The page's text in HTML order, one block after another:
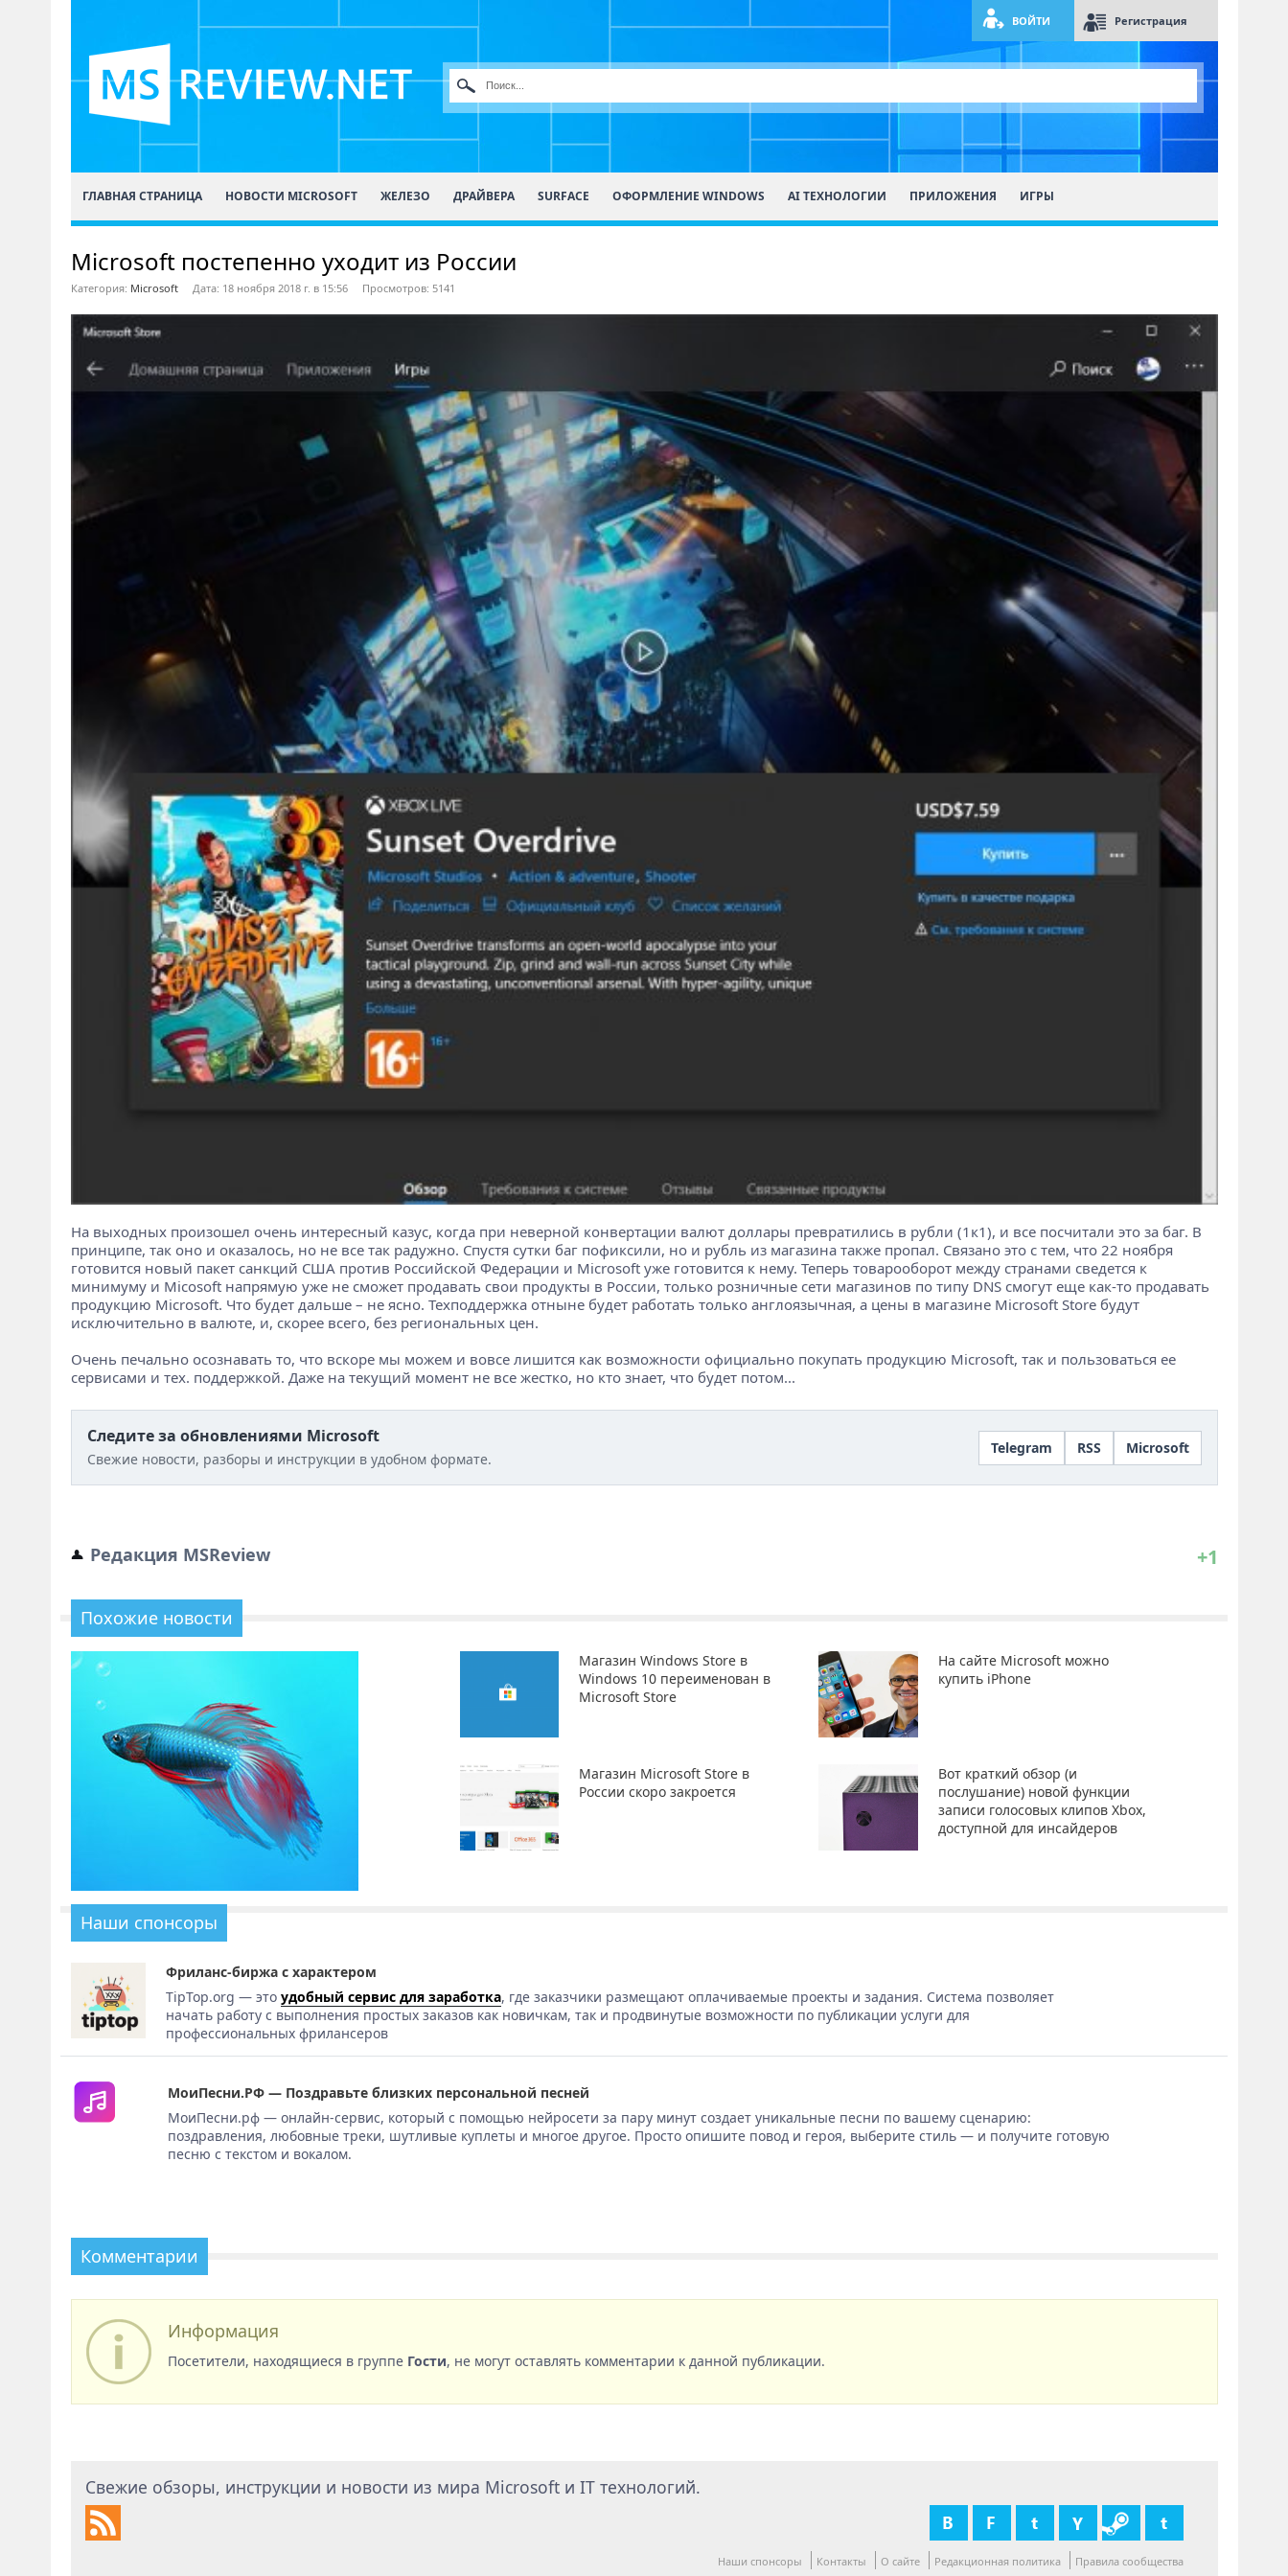
ВОЙТИ Регистрация
ГЛАВНАЯ СТРАНИЦА НОВОСТИ MICROSOFT ЖЕЛЕЗО ДРАЙВЕРА SURFACE ОФОРМЛЕНИЕ WINDOWS AI ТЕХНОЛОГИИ ПРИЛОЖЕНИЯ ИГРЫ
Microsoft постепенно уходит из России
Категория: Microsoft Дата: 18 ноября 2018 г. в 15:56 Просмотров: 5141
На выходных произошел очень интересный казус, когда при неверной конвертации валют доллары превратились в рубли (1к1), и все посчитали это за баг. В
принципе, так оно и оказалось, но не все так радужно. Спустя сутки баг пофиксили, но и рубль из магазина также пропал. Связано это с тем, что 22 ноября
готовится новый пакет санкций США против Российской Федерации и Microsoft уже готовится к нему. Теперь товарооборот между странами сведется к
минимуму и Micosoft напрямую уже не сможет продавать свои продукты в России, только розничные сети магазинов по типу DNS смогут еще как-то продавать
продукцию Microsoft. Что будет дальше – не ясно. Техподдержка отныне будет работать только англоязычная, а цены в магазине Microsoft Store будут
исключительно в валюте, и, скорее всего, без региональных цен.
Очень печально осознавать то, что вскоре мы можем и вовсе лишится как возможности официально покупать продукцию Microsoft, так и пользоваться ее
сервисами и тех. поддержкой. Даже на текущий момент не все жестко, но кто знает, что будет потом...
Следите за обновлениями Microsoft
Свежие новости, разборы и инструкции в удобном формате.
Telegram RSS Microsoft
Редакция MSReview +1
Похожие новости
Магазин Windows Store в
Windows 10 переименован в
Microsoft Store
На сайте Microsoft можно
купить iPhone
Магазин Microsoft Store в
России скоро закроется
Вот краткий обзор (и
послушание) новой функции
записи голосовых клипов Xbox,
доступной для инсайдеров
Наши спонсоры
Фриланс-биржа с характером
TipTop.org — этоудобный сервис для заработка, где заказчики размещают оплачиваемые проекты и задания. Система позволяет
начать работу с выполнения простых заказов как новичкам, так и продвинутые возможности по публикации услуги для
профессиональных фрилансеров
МоиПесни.РФ — Поздравьте близких персональной песней
МоиПесни.рф — онлайн-сервис, который с помощью нейросети за пару минут создает уникальные песни по вашему сценарию:
поздравления, любовные треки, шутливые куплеты и многое другое. Просто опишите повод и героя, выберите стиль — и получите готовую
песню с текстом и вокалом.
Комментарии
Информация
Посетители, находящиеся в группе Гости, не могут оставлять комментарии к данной публикации.
Свежие обзоры, инструкции и новости из мира Microsoft и IT технологий.
Наши спонсоры Контакты О сайте Редакционная политика Правила сообщества